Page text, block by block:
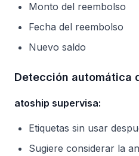
Monto del reembolso
Fecha del reembolso
Nuevo saldo
Detección automática
atoship supervisa:
Etiquetas sin usar
Sugiere considerar la